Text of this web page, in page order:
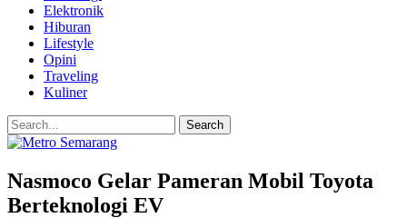
Elektronik
Hiburan
Lifestyle
Opini
Traveling
Kuliner
Nasmoco Gelar Pameran Mobil Toyota
Berteknologi EV